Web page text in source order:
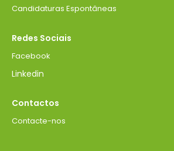
Candidaturas Espontâneas
Redes Sociais
Facebook
Linkedin
Contactos
Contacte-nos